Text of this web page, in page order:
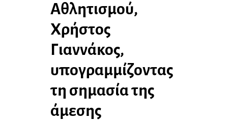
Αθλητισμού,
Χρήστος
Γιαννάκος,
υπογραμμίζοντας
τη σημασία της
άμεσης